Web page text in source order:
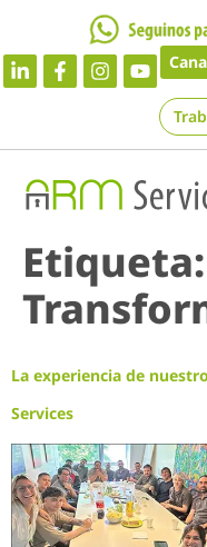
Etiqueta:
La experiencia de
Services